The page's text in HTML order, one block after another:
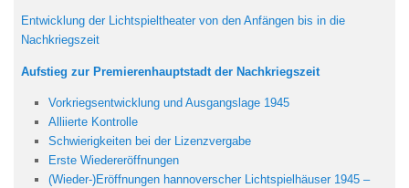
Entwicklung der Lichtspieltheater von den Anfängen bis in die
Nachkriegszeit
Aufstieg zur Premierenhauptstadt der Nachkriegszeit
Vorkriegsentwicklung und Ausgangslage 1945
Alliierte Kontrolle
Schwierigkeiten bei der Lizenzvergabe
Erste Wiedereröffnungen
(Wieder-)Eröffnungen hannoverscher Lichtspielhäuser 1945 –